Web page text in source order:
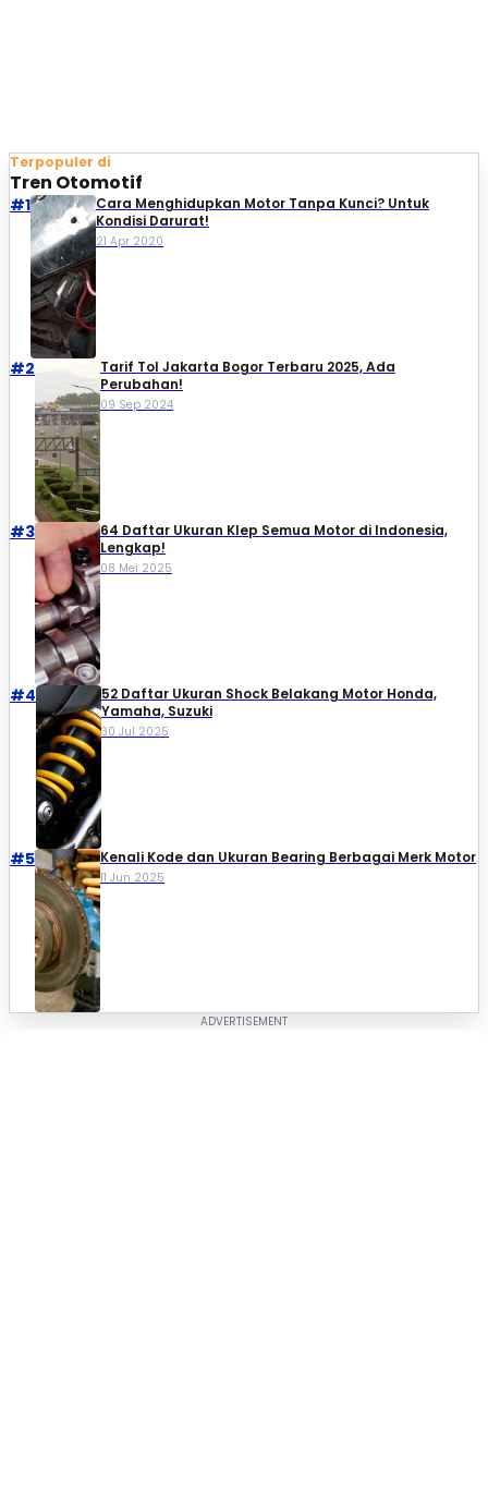
Terpopuler di
Tren Otomotif
#1
Cara Menghidupkan Motor Tanpa Kunci? Untuk
Kondisi Darurat!
21 Apr 2020
#2
Tarif Tol Jakarta Bogor Terbaru 2025, Ada
Perubahan!
09 Sep 2024
#3
64 Daftar Ukuran Klep Semua Motor di Indonesia,
Lengkap!
08 Mei 2025
#4
52 Daftar Ukuran Shock Belakang Motor Honda,
Yamaha, Suzuki​
30 Jul 2025
#5 Kenali Kode dan Ukuran Bearing Berbagai Merk Motor
11 Jun 2025